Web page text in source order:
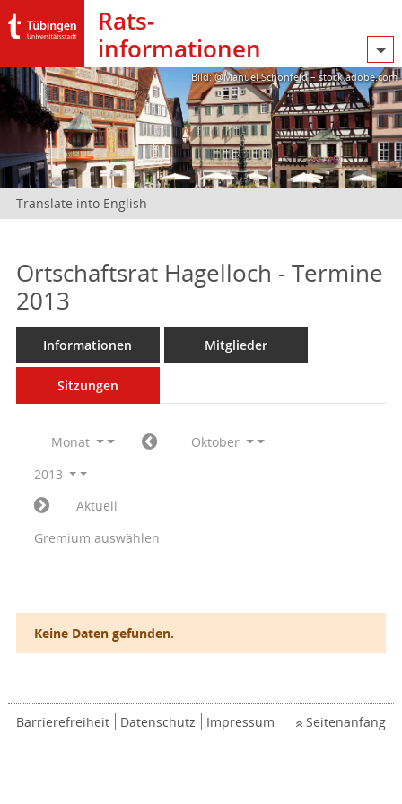
Rats­
informationen
Bild: @Manuel Schönfeld – stock.adobe.com
Translate into English
Ortschaftsrat Hagelloch - Termine
2013
Informationen Mitglieder
Sitzungen
Monat
Oktober
2013
Aktuell
Gremium auswählen
Keine Daten gefunden.
Barrierefreiheit Datenschutz Impressum Seitenanfang